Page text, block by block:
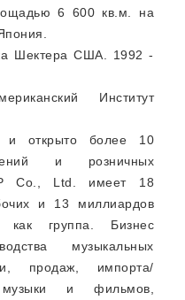
6 600 кв.м. на
Шектера США. 1992 -
Институт
и открыто более 10
и розничных
Co., Ltd. имеет 18
и 13 миллиардов
как группа. Бизнес
музыкальных
продаж, импорта/
музыки и фильмов,